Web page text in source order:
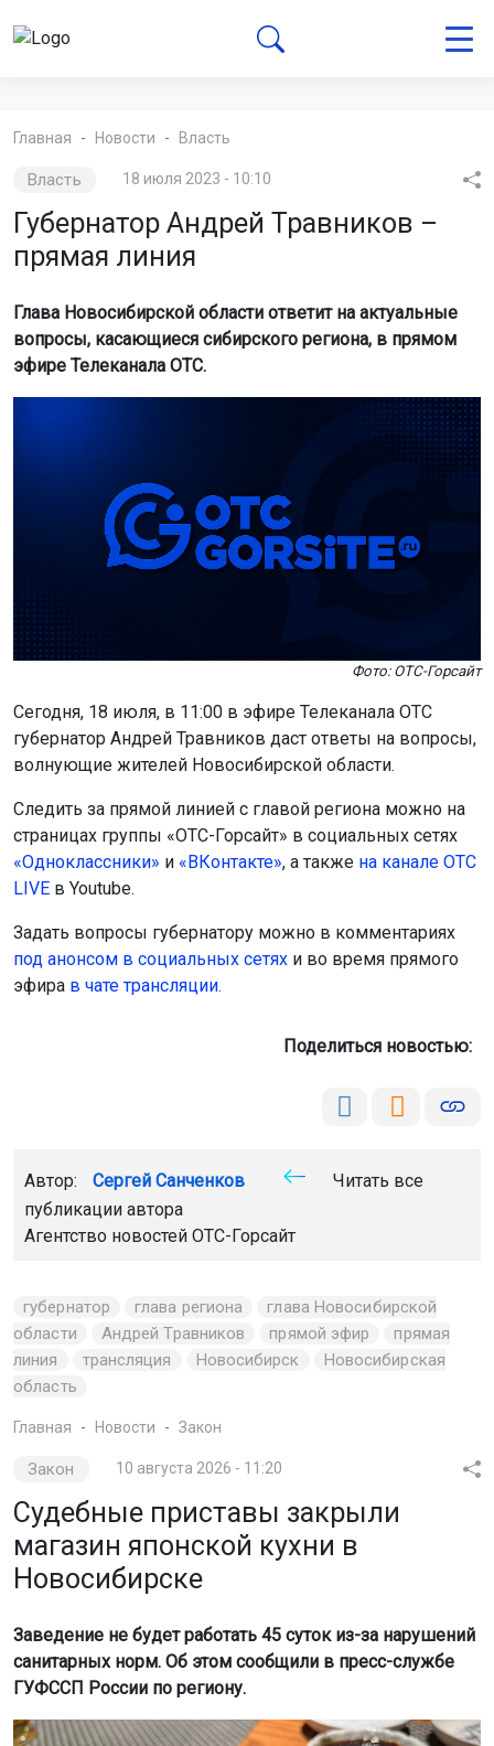
Главная Новости Власть
Власть 18 июля 2023 - 10:10
Губернатор Андрей Травников –
прямая линия
Глава Новосибирской области ответит на актуальные
вопросы, касающиеся сибирского региона, в прямом
эфире Телеканала ОТС.
Фото: ОТС-Горсайт
Сегодня, 18 июля, в 11:00 в эфире Телеканала ОТС
губернатор Андрей Травников даст ответы на вопросы,
волнующие жителей Новосибирской области.
Следить за прямой линией с главой региона можно на
страницах группы «ОТС-Горсайт» в социальных сетях
«Одноклассники» и «ВКонтакте», а также на канале ОТС
LIVE в Youtube.
Задать вопросы губернатору можно в комментариях
под анонсом в социальных сетях и во время прямого
эфира в чате трансляции.
Поделиться новостью:
Автор: Сергей Санченков
Читать все
публикации автора
Агентство новостей ОТС-Горсайт
губернатор глава региона
глава Новосибирской
области
Андрей Травников прямой эфир
прямая
линия
трансляция Новосибирск
Новосибирская
область
Главная Новости Закон
Закон 10 августа 2026 - 11:20
Судебные приставы закрыли
магазин японской кухни в
Новосибирске
Заведение не будет работать 45 суток из-за нарушений
санитарных норм. Об этом сообщили в пресс-службе
ГУФССП России по региону.